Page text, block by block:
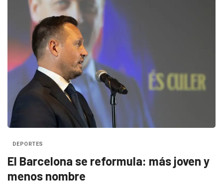
DEPORTES
El Barcelona se reformula: más joven y
menos nombre